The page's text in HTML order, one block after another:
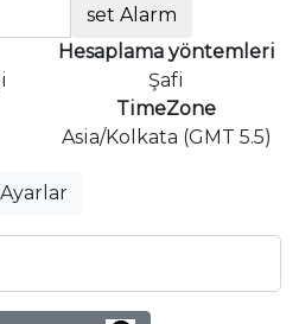
set Alarm
Hesaplama yöntemleri
Şafi
TimeZone
Asia/Kolkata (GMT 5.5)
Ayarlar